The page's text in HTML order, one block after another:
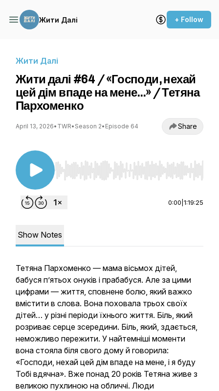
Жити Далі + Follow
Жити Далі
Жити далі #64 / «Господи, нехай
цей дім впаде на мене…» / Тетяна
Пархоменко
April 13, 2026• TWR• Season 2• Episode 64 Share
Use Left/Right to seek, Home/End to jump to
0:00 1:19:25
Show Notes
Тетяна Пархоменко — мама вісьмох дітей,
бабуся п’ятьох онуків і прабабуся. Але за цими
цифрами — життя, сповнене болю, який важко
вмістити в слова. Вона поховала трьох своїх
дітей… у різні періоди їхнього життя. Біль, який
розриває серце зсередини. Біль, який, здається,
неможливо пережити. У найтемніші моменти
вона стояла біля свого дому й говорила:
«Господи, нехай цей дім впаде на мене, і я буду
Тобі вдячна». Вже понад 20 років Тетяна живе з
великою пухлиною на обличчі. Люди